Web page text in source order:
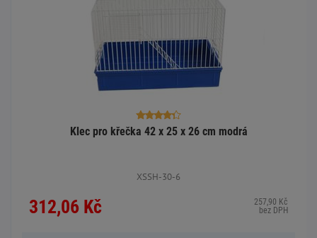
Klec pro křečka 42 x 25 x 26 cm modrá
XSSH-30-6
312,06 Kč
257,90 Kč
bez DPH